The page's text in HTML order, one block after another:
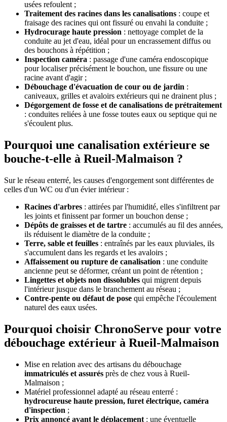
usées refoulent ;
Traitement des racines dans les canalisations : coupe et
fraisage des racines qui ont fissuré ou envahi la conduite ;
Hydrocurage haute pression : nettoyage complet de la
conduite au jet d'eau, idéal pour un encrassement diffus ou
des bouchons à répétition ;
Inspection caméra : passage d'une caméra endoscopique
pour localiser précisément le bouchon, une fissure ou une
racine avant d'agir ;
Débouchage d'évacuation de cour ou de jardin :
caniveaux, grilles et avaloirs extérieurs qui ne drainent plus ;
Dégorgement de fosse et de canalisations de prétraitement
: conduites reliées à une fosse toutes eaux ou septique qui ne
s'écoulent plus.
Pourquoi une canalisation extérieure se
bouche-t-elle à Rueil-Malmaison ?
Sur le réseau enterré, les causes d'engorgement sont différentes de
celles d'un WC ou d'un évier intérieur :
Racines d'arbres : attirées par l'humidité, elles s'infiltrent par
les joints et finissent par former un bouchon dense ;
Dépôts de graisses et de tartre : accumulés au fil des années,
ils réduisent le diamètre de la conduite ;
Terre, sable et feuilles : entraînés par les eaux pluviales, ils
s'accumulent dans les regards et les avaloirs ;
Affaissement ou rupture de canalisation : une conduite
ancienne peut se déformer, créant un point de rétention ;
Lingettes et objets non dissolubles qui migrent depuis
l'intérieur jusque dans le branchement au réseau ;
Contre-pente ou défaut de pose qui empêche l'écoulement
naturel des eaux usées.
Pourquoi choisir ChronoServe pour votre
débouchage extérieur à Rueil-Malmaison
Mise en relation avec des artisans du débouchage
immatriculés et assurés près de chez vous à Rueil-
Malmaison ;
Matériel professionnel adapté au réseau enterré :
hydrocureuse haute pression, furet électrique, caméra
d'inspection ;
Prix annoncé avant le déplacement : une éventuelle